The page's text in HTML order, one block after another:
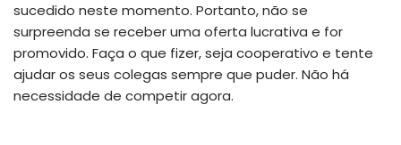
sucedido neste momento. Portanto, não se
surpreenda se receber uma oferta lucrativa e for
promovido. Faça o que fizer, seja cooperativo e tente
ajudar os seus colegas sempre que puder. Não há
necessidade de competir agora.